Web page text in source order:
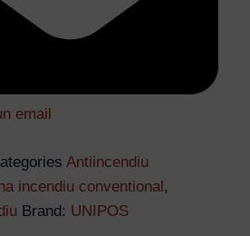
email
Antiincendiu
incendiu conventional,
Brand: UNIPOS